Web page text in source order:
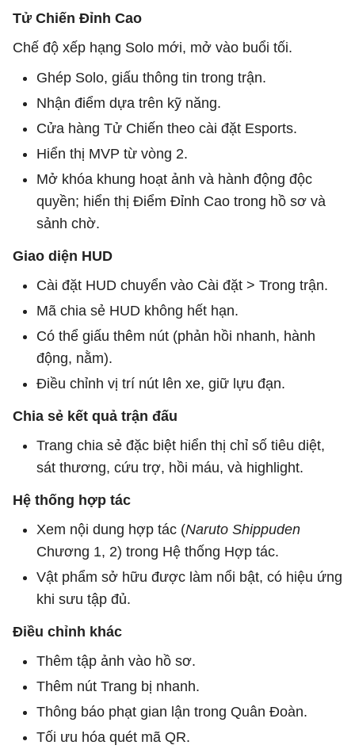
Tử Chiến Đỉnh Cao
Chế độ xếp hạng Solo mới, mở vào buổi tối.
Ghép Solo, giấu thông tin trong trận.
Nhận điểm dựa trên kỹ năng.
Cửa hàng Tử Chiến theo cài đặt Esports.
Hiển thị MVP từ vòng 2.
Mở khóa khung hoạt ảnh và hành động độc
quyền; hiển thị Điểm Đỉnh Cao trong hồ sơ và
sảnh chờ.
Giao diện HUD
Cài đặt HUD chuyển vào Cài đặt > Trong trận.
Mã chia sẻ HUD không hết hạn.
Có thể giấu thêm nút (phản hồi nhanh, hành
động, nằm).
Điều chỉnh vị trí nút lên xe, giữ lựu đạn.
Chia sẻ kết quả trận đấu
Trang chia sẻ đặc biệt hiển thị chỉ số tiêu diệt,
sát thương, cứu trợ, hồi máu, và highlight.
Hệ thống hợp tác
Xem nội dung hợp tác (Naruto Shippuden
Chương 1, 2) trong Hệ thống Hợp tác.
Vật phẩm sở hữu được làm nổi bật, có hiệu ứng
khi sưu tập đủ.
Điều chỉnh khác
Thêm tập ảnh vào hồ sơ.
Thêm nút Trang bị nhanh.
Thông báo phạt gian lận trong Quân Đoàn.
Tối ưu hóa quét mã QR.